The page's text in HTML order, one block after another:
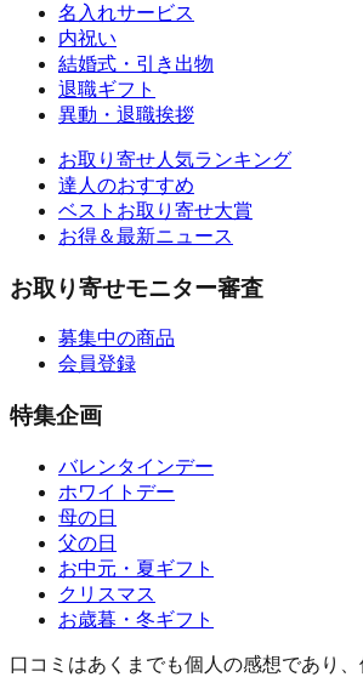
名入れサービス
内祝い
結婚式・引き出物
退職ギフト
異動・退職挨拶
お取り寄せ人気ランキング
達人のおすすめ
ベストお取り寄せ大賞
お得＆最新ニュース
お取り寄せモニター審査
募集中の商品
会員登録
特集企画
バレンタインデー
ホワイトデー
母の日
父の日
お中元・夏ギフト
クリスマス
お歳暮・冬ギフト
口コミはあくまでも個人の感想であり